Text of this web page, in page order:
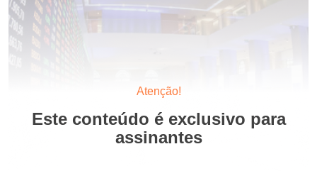
Atenção!
Este conteúdo é exclusivo para
assinantes